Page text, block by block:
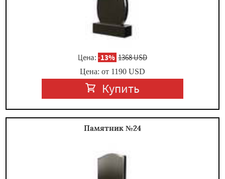
Цена: -13% 1368 USD
Цена: от 1190 USD
Купить
Памятник №24